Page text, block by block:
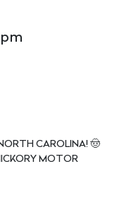
CAROLINA! 🤠
MOTOR